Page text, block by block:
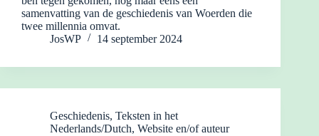
samenvatting van de geschiedenis van Woerden die
twee millennia omvat.
JosWP
14 september 2024
Geschiedenis, Teksten in het
Nederlands/Dutch, Website en/of auteur